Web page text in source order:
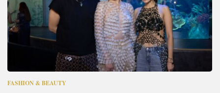
FASHION & BEAUTY